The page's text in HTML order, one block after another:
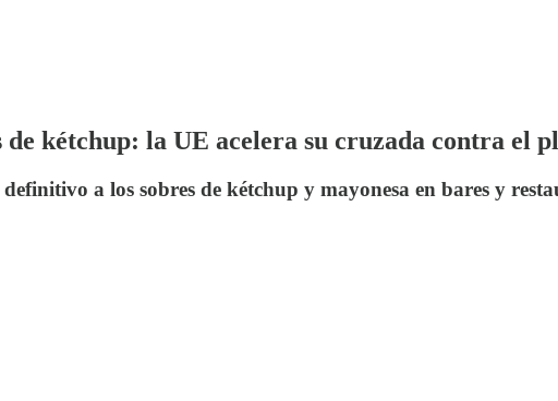
de kétchup: la UE acelera su cruzada contra el
a los sobres de kétchup y mayonesa en bares y